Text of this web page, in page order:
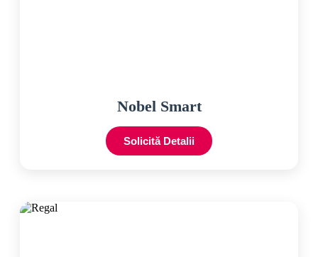
Nobel Smart
Solicită Detalii